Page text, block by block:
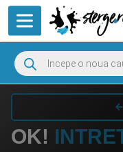
OK!